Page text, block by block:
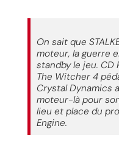
On sait que
moteur, la guerre
standby le jeu. CD
The Witcher 4
Crystal Dynamics
moteur-là pour
lieu et place du
Engine.